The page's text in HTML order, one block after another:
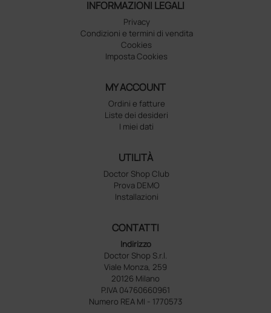
INFORMAZIONI LEGALI
Privacy
Condizioni e termini di vendita
Cookies
Imposta Cookies
MY ACCOUNT
Ordini e fatture
Liste dei desideri
I miei dati
UTILITÀ
Doctor Shop Club
Prova DEMO
Installazioni
CONTATTI
Indirizzo
Doctor Shop S.r.l.
Viale Monza, 259
20126 Milano
P.IVA 04760660961
Numero REA MI - 1770573